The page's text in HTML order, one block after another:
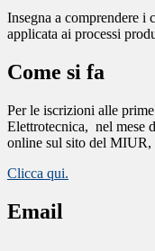
Insegna a comprendere i
applicata ai processi
Come si fa
Per le iscrizioni alle
Elettrotecnica, nel mese
online sul sito del MIUR,
Clicca qui.
Email